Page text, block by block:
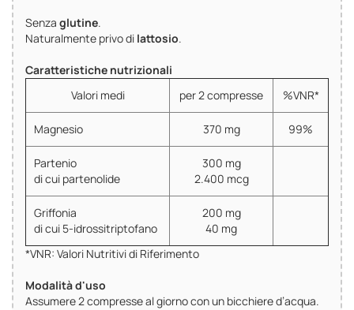
Senza glutine.
Naturalmente privo di lattosio.
Caratteristiche nutrizionali
Valori medi
per 2 compresse %VNR*
Magnesio 370 mg 99%
Partenio
di cui partenolide
300 mg
2.400 mcg
Griffonia
di cui 5-idrossitriptofano
200 mg
40 mg
*VNR: Valori Nutritivi di Riferimento
Modalità d'uso
Assumere 2 compresse al giorno con un bicchiere d’acqua.